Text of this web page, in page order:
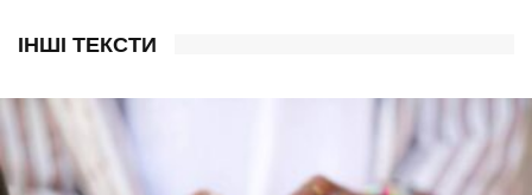
ІНШІ ТЕКСТИ